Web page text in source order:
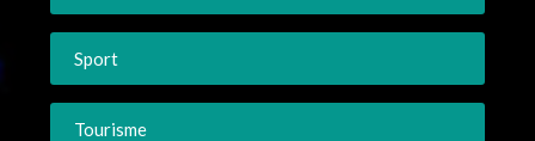
Sport
Tourisme